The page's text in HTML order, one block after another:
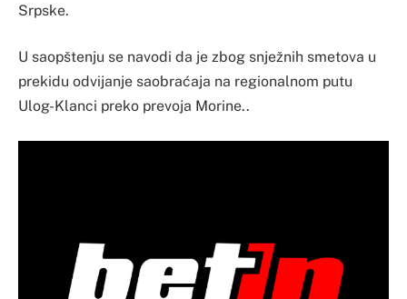
Srpske.
U saopštenju se navodi da je zbog snježnih smetova u
prekidu odvijanje saobraćaja na regionalnom putu
Ulog-Klanci preko prevoja Morine..